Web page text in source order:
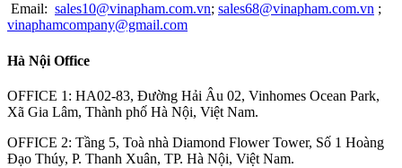
GOOT
OPTEX-FA
MITOTUYO
Email: sales10@vinapham.com.vn; sales68@vinapham.com.vn ;
vinaphamcompany@gmail.com
Hà Nội Office
OFFICE 1: HA02-83, Đường Hải Âu 02, Vinhomes Ocean Park,
Xã Gia Lâm, Thành phố Hà Nội, Việt Nam.
OFFICE 2: Tầng 5, Toà nhà Diamond Flower Tower, Số 1 Hoàng
Đạo Thúy, P. Thanh Xuân, TP. Hà Nội, Việt Nam.